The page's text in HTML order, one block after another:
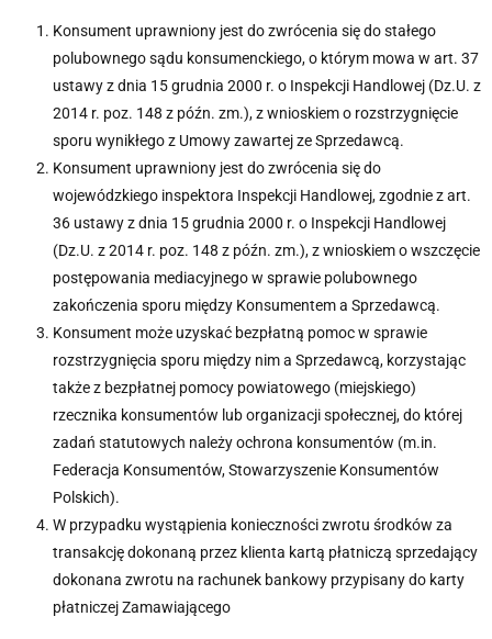
Konsument uprawniony jest do zwrócenia się do stałego
polubownego sądu konsumenckiego, o którym mowa w art. 37
ustawy z dnia 15 grudnia 2000 r. o Inspekcji Handlowej (Dz.U. z
2014 r. poz. 148 z późn. zm.), z wnioskiem o rozstrzygnięcie
sporu wynikłego z Umowy zawartej ze Sprzedawcą.
Konsument uprawniony jest do zwrócenia się do
wojewódzkiego inspektora Inspekcji Handlowej, zgodnie z art.
36 ustawy z dnia 15 grudnia 2000 r. o Inspekcji Handlowej
(Dz.U. z 2014 r. poz. 148 z późn. zm.), z wnioskiem o wszczęcie
postępowania mediacyjnego w sprawie polubownego
zakończenia sporu między Konsumentem a Sprzedawcą.
Konsument może uzyskać bezpłatną pomoc w sprawie
rozstrzygnięcia sporu między nim a Sprzedawcą, korzystając
także z bezpłatnej pomocy powiatowego (miejskiego)
rzecznika konsumentów lub organizacji społecznej, do której
zadań statutowych należy ochrona konsumentów (m.in.
Federacja Konsumentów, Stowarzyszenie Konsumentów
Polskich).
W przypadku wystąpienia konieczności zwrotu środków za
transakcję dokonaną przez klienta kartą płatniczą sprzedający
dokonana zwrotu na rachunek bankowy przypisany do karty
płatniczej Zamawiającego